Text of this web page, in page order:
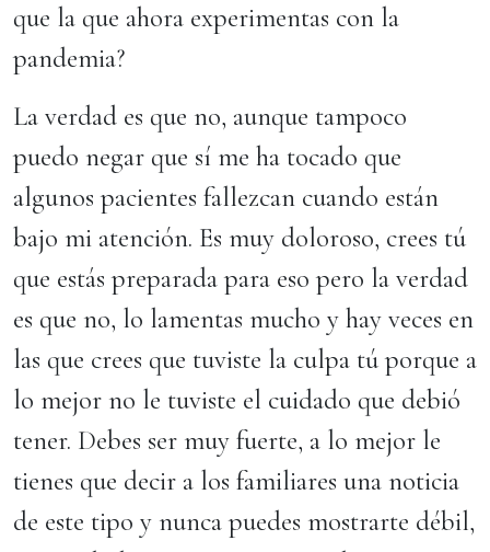
que la que ahora experimentas con la
pandemia?
La verdad es que no, aunque tampoco
puedo negar que sí me ha tocado que
algunos pacientes fallezcan cuando están
bajo mi atención. Es muy doloroso, crees tú
que estás preparada para eso pero la verdad
es que no, lo lamentas mucho y hay veces en
las que crees que tuviste la culpa tú porque a
lo mejor no le tuviste el cuidado que debió
tener. Debes ser muy fuerte, a lo mejor le
tienes que decir a los familiares una noticia
de este tipo y nunca puedes mostrarte débil,